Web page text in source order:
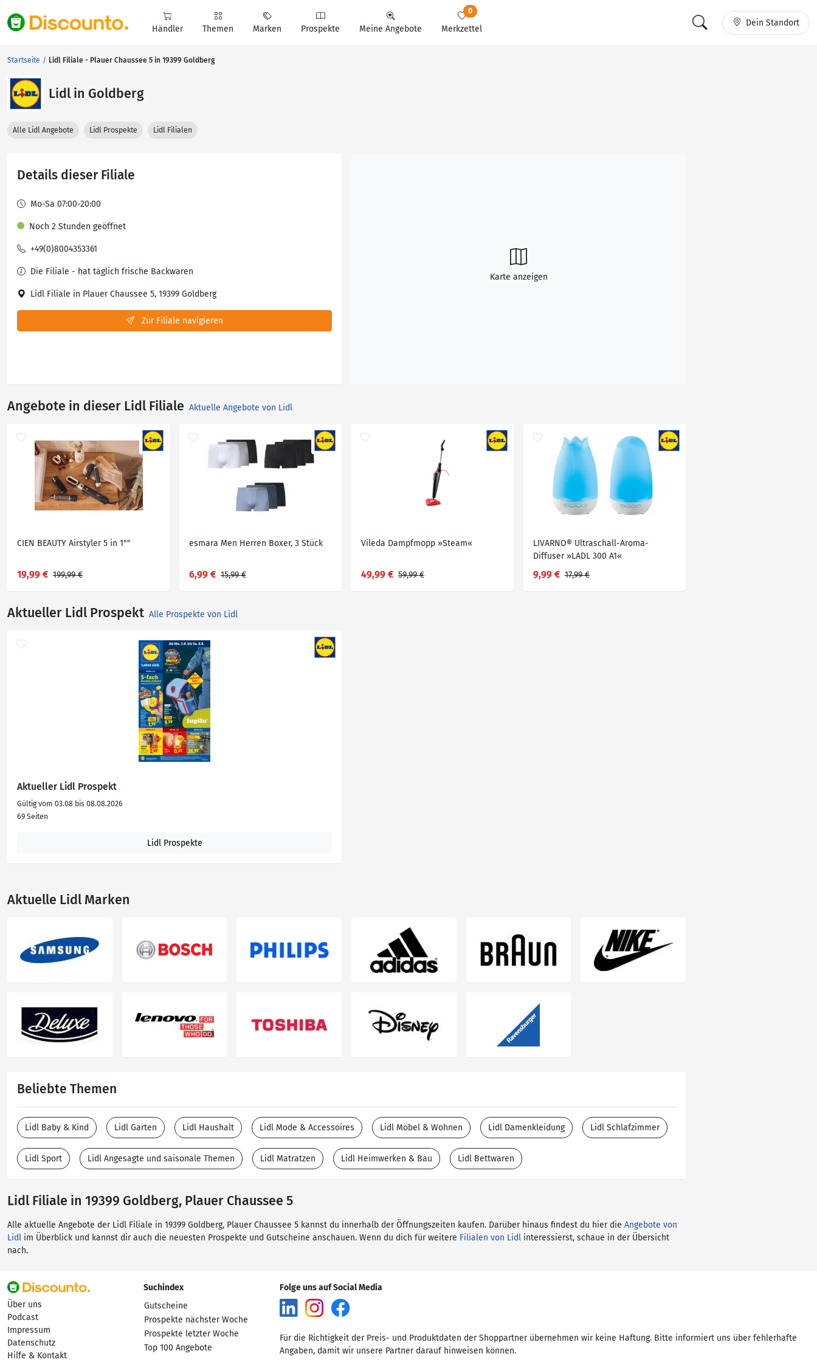
Händler Themen Marken Prospekte Meine Angebote Merkzettel
0
Dein Standort
Startseite Lidl Filiale - Plauer Chaussee 5 in 19399 Goldberg
Lidl in Goldberg
Alle Lidl Angebote Lidl Prospekte Lidl Filialen
Details dieser Filiale
Mo-Sa 07:00-20:00
Noch 2 Stunden geöffnet
+49(0)8004353361
Die Filiale - hat täglich frische Backwaren
Lidl Filiale in Plauer Chaussee 5, 19399 Goldberg
Zur Filiale navigieren
Karte anzeigen
Angebote in dieser Lidl Filiale Aktuelle Angebote von Lidl
CIEN BEAUTY Airstyler 5 in 1""
19,99 € 199,99 €
esmara Men Herren Boxer, 3 Stück
6,99 € 15,99 €
Vileda Dampfmopp »Steam«
49,99 € 59,99 €
LIVARNO® Ultraschall-Aroma-
Diffuser »LADL 300 A1«
9,99 € 17,99 €
Aktueller Lidl Prospekt Alle Prospekte von Lidl
Aktueller Lidl Prospekt
Gültig vom 03.08 bis 08.08.2026
69 Seiten
Lidl Prospekte
Aktuelle Lidl Marken
Beliebte Themen
Lidl Baby & Kind Lidl Garten Lidl Haushalt Lidl Mode & Accessoires Lidl Möbel & Wohnen Lidl Damenkleidung Lidl Schlafzimmer
Lidl Sport Lidl Angesagte und saisonale Themen Lidl Matratzen Lidl Heimwerken & Bau Lidl Bettwaren
Lidl Filiale in 19399 Goldberg, Plauer Chaussee 5
Alle aktuelle Angebote der Lidl Filiale in 19399 Goldberg, Plauer Chaussee 5 kannst du innerhalb der Öffnungszeiten kaufen. Darüber hinaus findest du hier die Angebote von
Lidl im Überblick und kannst dir auch die neuesten Prospekte und Gutscheine anschauen. Wenn du dich für weitere Filialen von Lidl interessierst, schaue in der Übersicht
nach.
Über uns
Podcast
Impressum
Datenschutz
Hilfe & Kontakt
Suchindex
Gutscheine
Prospekte nächster Woche
Prospekte letzter Woche
Top 100 Angebote
Folge uns auf Social Media
Für die Richtigkeit der Preis- und Produktdaten der Shoppartner übernehmen wir keine Haftung. Bitte informiert uns über fehlerhafte
Angaben, damit wir unsere Partner darauf hinweisen können.